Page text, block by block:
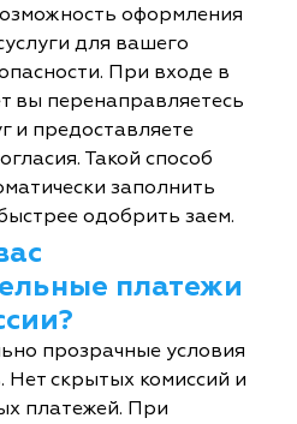
оформления
для вашего
При входе в
вы перенаправляетесь
и предоставляете
Такой способ
заполнить
одобрить заем.
платежи
прозрачные условия
Нет скрытых комиссий и
платежей. При